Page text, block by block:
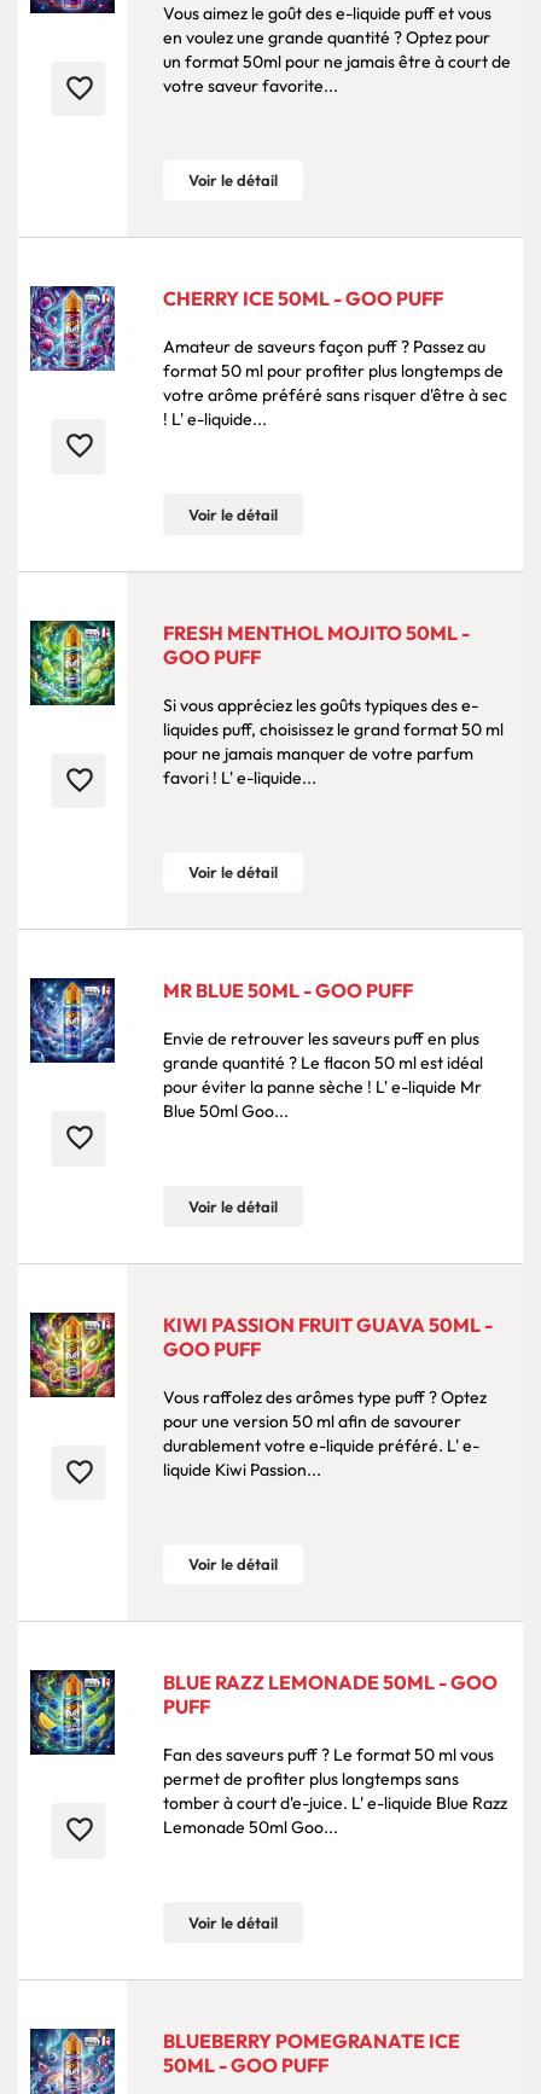
favorite_border
Vous aimez le goût des e-liquide puff et vous
en voulez une grande quantité ? Optez pour
un format 50ml pour ne jamais être à court de
votre saveur favorite...
Voir le détail
favorite_border
CHERRY ICE 50ML - GOO PUFF
Amateur de saveurs façon puff ? Passez au
format 50 ml pour profiter plus longtemps de
votre arôme préféré sans risquer d'être à sec
! L' e-liquide...
Voir le détail
favorite_border
FRESH MENTHOL MOJITO 50ML -
GOO PUFF
Si vous appréciez les goûts typiques des e-
liquides puff, choisissez le grand format 50 ml
pour ne jamais manquer de votre parfum
favori ! L' e-liquide...
Voir le détail
favorite_border
MR BLUE 50ML - GOO PUFF
Envie de retrouver les saveurs puff en plus
grande quantité ? Le flacon 50 ml est idéal
pour éviter la panne sèche ! L' e-liquide Mr
Blue 50ml Goo...
Voir le détail
favorite_border
KIWI PASSION FRUIT GUAVA 50ML -
GOO PUFF
Vous raffolez des arômes type puff ? Optez
pour une version 50 ml afin de savourer
durablement votre e-liquide préféré. L' e-
liquide Kiwi Passion...
Voir le détail
favorite_border
BLUE RAZZ LEMONADE 50ML - GOO
PUFF
Fan des saveurs puff ? Le format 50 ml vous
permet de profiter plus longtemps sans
tomber à court d'e-juice. L' e-liquide Blue Razz
Lemonade 50ml Goo...
Voir le détail
BLUEBERRY POMEGRANATE ICE
50ML - GOO PUFF